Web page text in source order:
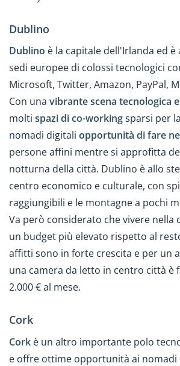
Dublino
Dublino è la capitale dell'Irlanda ed è
sedi europee di colossi tecnologici
Microsoft, Twitter, Amazon, PayPal,
Con una vibrante scena tecnologica
molti spazi di co-workingsparsi per
nomadi digitali opportunità di fare
persone affini mentre si approfitta
notturna della città. Dublino è allo
centro economico e culturale, con
raggiungibili e le montagne a pochi
Va però considerato che vivere nella
un budget più elevato rispetto al
affitti sono in forte crescita e per un
una camera da letto in centro città è
2.000 € al mese.
Cork
Cork è un altro importante polo
e offre ottime opportunità ai nomadi